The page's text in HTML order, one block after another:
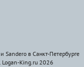
Sandero в Санкт-Петербурге
King.ru 2026